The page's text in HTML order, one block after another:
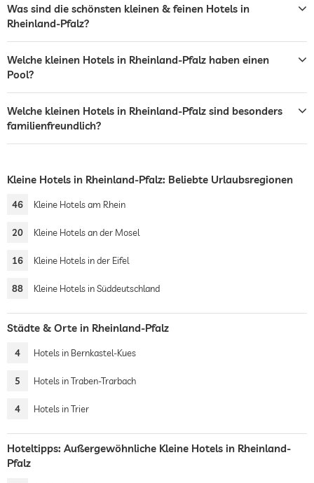
Was sind die schönsten kleinen & feinen Hotels in
Rheinland-Pfalz?
Welche kleinen Hotels in Rheinland-Pfalz haben einen
Pool?
Welche kleinen Hotels in Rheinland-Pfalz sind besonders
familienfreundlich?
Kleine Hotels in Rheinland-Pfalz: Beliebte Urlaubsregionen
46 Kleine Hotels am Rhein
20 Kleine Hotels an der Mosel
16 Kleine Hotels in der Eifel
88 Kleine Hotels in Süddeutschland
Städte & Orte in Rheinland-Pfalz
4 Hotels in Bernkastel-Kues
5 Hotels in Traben-Trarbach
4 Hotels in Trier
Hoteltipps: Außergewöhnliche Kleine Hotels in Rheinland-
Pfalz